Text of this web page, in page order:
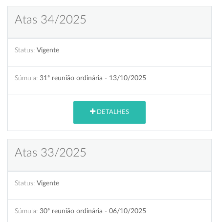
Atas 34/2025
Status: Vigente
Súmula: 31ª reunião ordinária - 13/10/2025
DETALHES
Atas 33/2025
Status: Vigente
Súmula: 30ª reunião ordinária - 06/10/2025